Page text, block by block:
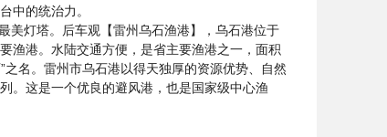
中的统治力。
美灯塔。后车观【雷州乌石渔港】，乌石港位于
渔港。水陆交通方便，是省主要渔港之一，面积
名。雷州市乌石港以得天独厚的资源优势、自然
。这是一个优良的避风港，也是国家级中心渔